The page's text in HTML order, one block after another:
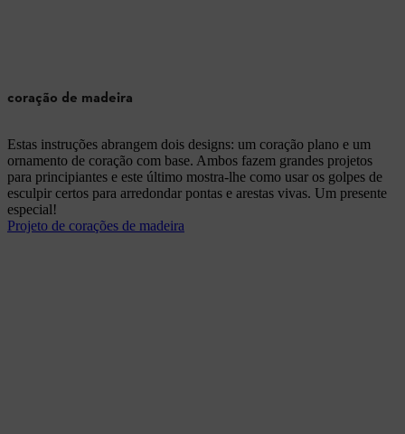
coração de madeira
Estas instruções abrangem dois designs: um coração plano e um
ornamento de coração com base. Ambos fazem grandes projetos
para principiantes e este último mostra-lhe como usar os golpes de
esculpir certos para arredondar pontas e arestas vivas. Um presente
especial!
Projeto de corações de madeira